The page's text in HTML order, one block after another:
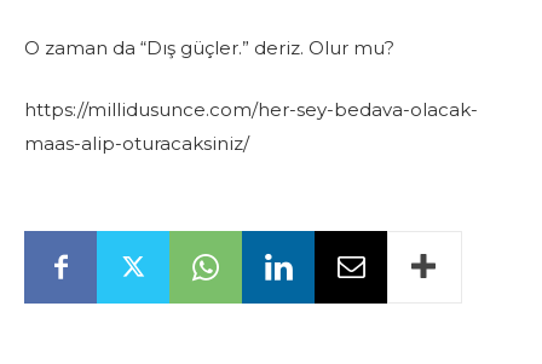
O zaman da “Dış güçler.” deriz. Olur mu?
https://millidusunce.com/her-sey-bedava-olacak-
maas-alip-oturacaksiniz/